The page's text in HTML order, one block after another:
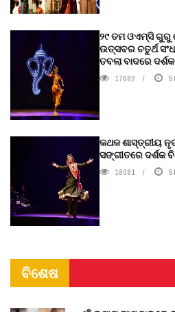
୨୯ ତମ ଓଏମ୍‌ସି ଗୁରୁ
ଉତ୍ସବର ଚତୁର୍ଥ
ତବଲା ବାଦରେ
17682
କଥକ ଶାସ୍ତ୍ରୀୟ
ସଙ୍ଗୀତରେ ଦର୍ଶକ
18081
ବିଶେଷ